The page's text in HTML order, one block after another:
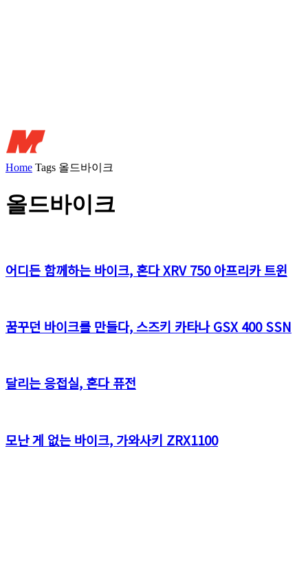
Home Tags 올드바이크
올드바이크
어디든 함께하는 바이크, 혼다 XRV 750 아프리카 트윈
꿈꾸던 바이크를 만들다, 스즈키 카타나 GSX 400 SSN
달리는 응접실, 혼다 퓨전
모난 게 없는 바이크, 가와사키 ZRX1100